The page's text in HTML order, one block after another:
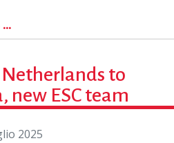
…
to
new ESC team
2025